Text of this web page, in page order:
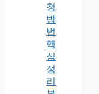
청
방
법
핵
심
정
리